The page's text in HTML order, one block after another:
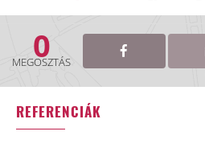
0
MEGOSZTÁS
REFERENCIÁK